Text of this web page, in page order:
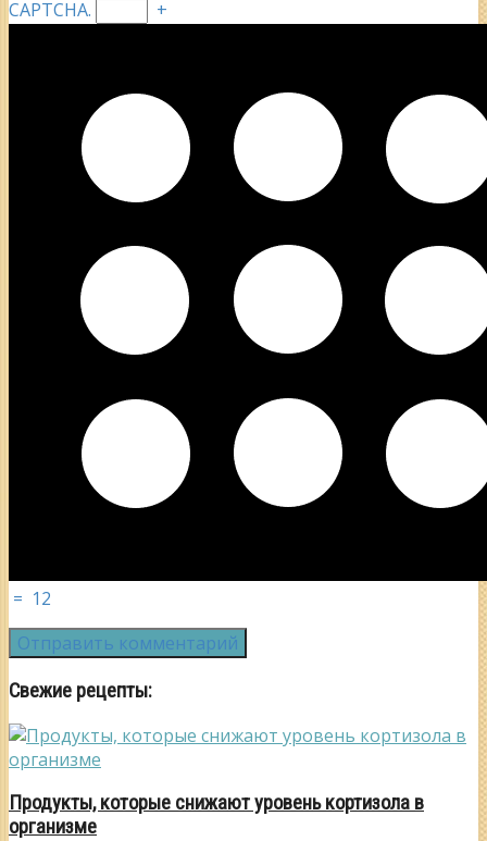
CAPTCHA.
+
= 12
Свежие рецепты:
Продукты, которые снижают уровень кортизола в
организме